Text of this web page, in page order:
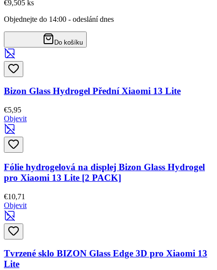
€9,505 ks
Objednejte do 14:00 - odeslání dnes
Do košíku
Bizon Glass Hydrogel Přední Xiaomi 13 Lite
€5,95
Objevit
Fólie hydrogelová na displej Bizon Glass Hydrogel
pro Xiaomi 13 Lite [2 PACK]
€10,71
Objevit
Tvrzené sklo BIZON Glass Edge 3D pro Xiaomi 13
Lite